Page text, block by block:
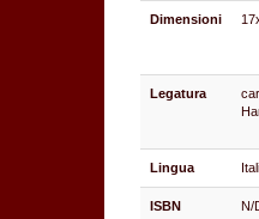
Dimensioni
Legatura
Lingua
ISBN N/